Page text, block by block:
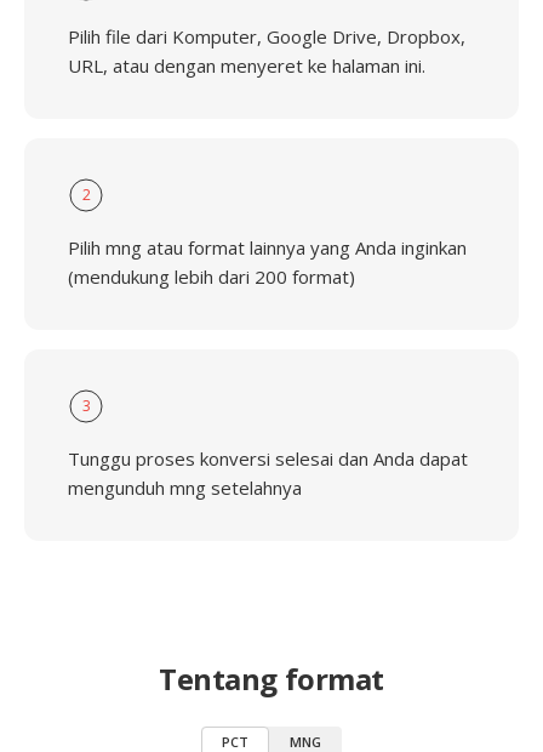
Pilih file dari Komputer, Google Drive, Dropbox,
URL, atau dengan menyeret ke halaman ini.
2
Pilih mng atau format lainnya yang Anda inginkan
(mendukung lebih dari 200 format)
3
Tunggu proses konversi selesai dan Anda dapat
mengunduh mng setelahnya
Tentang format
PCT MNG